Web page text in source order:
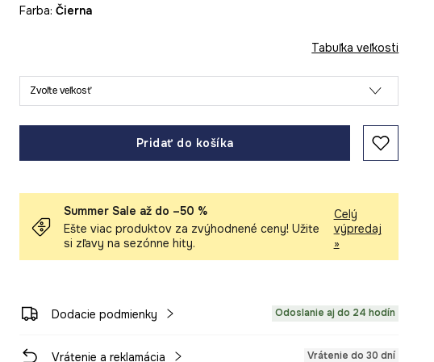
Farba: čierna
Tabuľka veľkosti
Zvoľte veľkosť
Pridať do košíka
Summer Sale až do –50 %
Ešte viac produktov za zvýhodnené ceny! Užite
si zľavy na sezónne hity.
Celý
výpredaj
»
Dodacie podmienky Odoslanie aj do 24 hodín
Vrátenie a reklamácia Vrátenie do 30 dní